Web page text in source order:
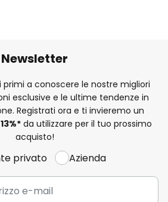
Newsletter
primi a conoscere le nostre migliori
esclusive e le ultime tendenze in
Registrati ora e ti invieremo un
13%*da utilizzare per il tuo prossimo
acquisto!
privato Azienda